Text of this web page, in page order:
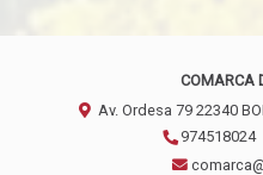
COMARCA
Av. Ordesa 79 22340
974518024